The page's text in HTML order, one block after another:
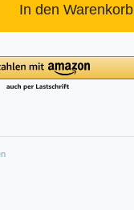
In den Warenkorb